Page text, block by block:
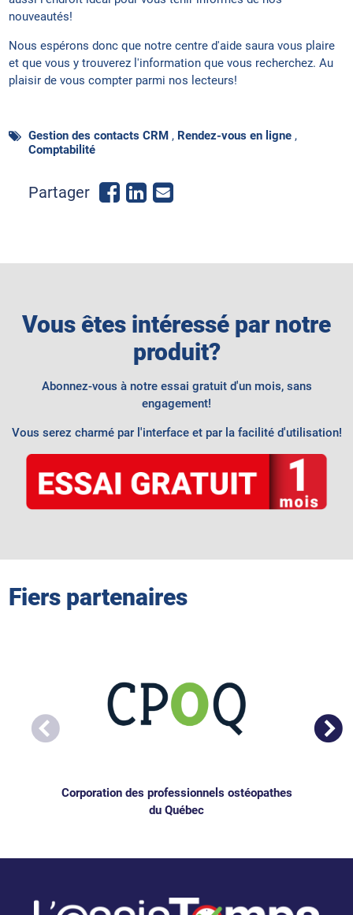
nouveautés!
Nous espérons donc que notre centre d'aide saura vous plaire
et que vous y trouverez l'information que vous recherchez. Au
plaisir de vous compter parmi nos lecteurs!
Gestion des contacts CRM , Rendez-vous en ligne ,
Comptabilité
Partager
Share
on
Share
on
Send
Vous êtes intéressé par notre
produit?
Abonnez-vous à notre essai gratuit d'un mois, sans
engagement!
Vous serez charmé par l'interface et par la facilité d'utilisation!
Fiers partenaires
Corporation des professionnels ostéopathes
du Québec